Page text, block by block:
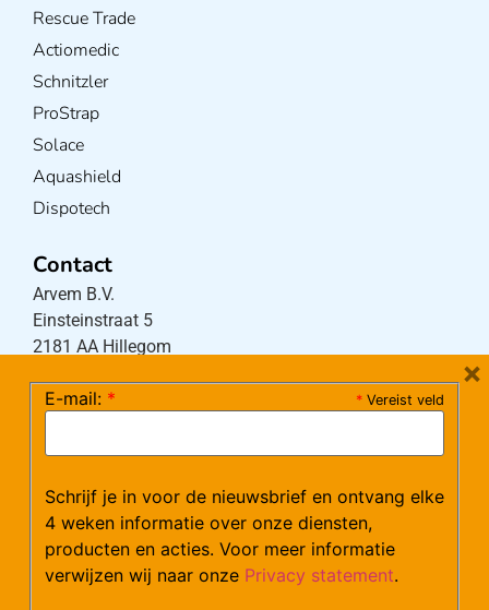
Rescue Trade
Actiomedic
Schnitzler
ProStrap
Solace
Aquashield
Dispotech
Contact
Arvem B.V.
Einsteinstraat 5
2181 AA Hillegom
(maandag – donderdag 08:30-17:15 uur / vrijdag
Mail:klantenservice@arvem.nl
Werken bij Arvem?
* Vereist veld
E-mail: *
Schrijf je in voor de nieuwsbrief en ontvang elke
4 weken informatie over onze diensten,
producten en acties. Voor meer informatie
verwijzen wij naar onze Privacy statement.
×